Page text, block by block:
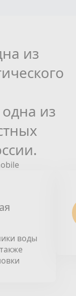
из
из
воды